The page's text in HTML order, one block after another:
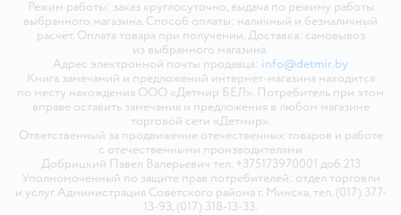
Режим работы: заказ круглосуточно, выдача по режиму работы
выбранного магазина. Способ оплаты: наличный и безналичный
расчёт. Оплата товара при получении. Доставка: самовывоз
из выбранного магазина.
Адрес электронной почты продавца: info@detmir.by
Книга замечаний и предложений интернет-магазина находится
по месту нахождения ООО «Детмир БЕЛ». Потребитель при этом
вправе оставить замечания и предложения в любом магазине
торговой сети «Детмир».
Ответственный за продвижение отечественных товаров и работе
с отечественными производителями
Добрицкий Павел Валерьевич тел. +375173970001 доб.213
Уполномоченный по защите прав потребителей: отдел торговли
и услуг Администрация Советского района г. Минска, тел. (017) 377-
13-93, (017) 318-13-33.